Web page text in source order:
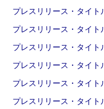
プレスリリース・タイ
プレスリリース・タイ
プレスリリース・タイ
プレスリリース・タイ
プレスリリース・タイ
プレスリリース・タイ